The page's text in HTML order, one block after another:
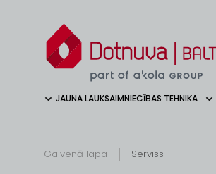
JAUNA LAUKSAIMNIECĪBAS TEHNIKA
Galvenā lapa Serviss